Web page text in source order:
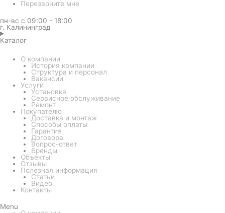
Перезвоните мне
пн-вс с 09:00 - 18:00
г. Калининград
Каталог
О компании
История компании
Структура и персонал
Вакансии
Услуги
Установка
Сервисное обслуживание
Ремонт
Покупателю
Доставка и монтаж
Способы оплаты
Гарантия
Договора
Вопрос-ответ
Бренды
Объекты
Отзывы
Полезная информация
Статьи
Видео
Контакты
Menu